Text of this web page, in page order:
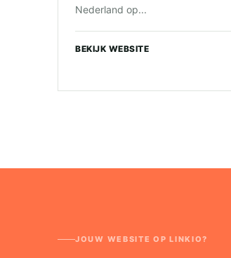
Nederland op...
BEKIJK WEBSITE
JOUW WEBSITE OP LINKIO?